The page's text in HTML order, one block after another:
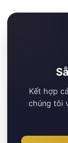
Kết hợp
chúng tôi